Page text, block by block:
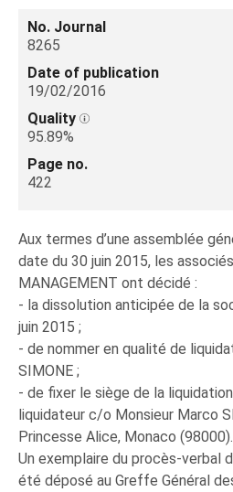
No. Journal
8265
Date of publication
19/02/2016
Quality
95.89%
Page no.
422
Aux termes d’une assemblée
date du 30 juin 2015, les
MANAGEMENT ont décidé :
- la dissolution anticipée de la
juin 2015 ;
- de nommer en qualité de
SIMONE ;
- de fixer le siège de la
liquidateur c/o Monsieur Marco
Princesse Alice, Monaco (98000).
Un exemplaire du procès-verbal
été déposé au Greffe Général